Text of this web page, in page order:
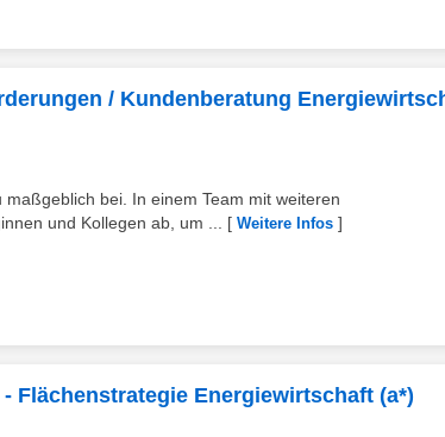
/ Kundenberatung
bei. In einem Team mit weiteren
und Kollegen ab, um ... [ Weitere Infos ]
Flächenstrategie Energiewirtschaft (a*)